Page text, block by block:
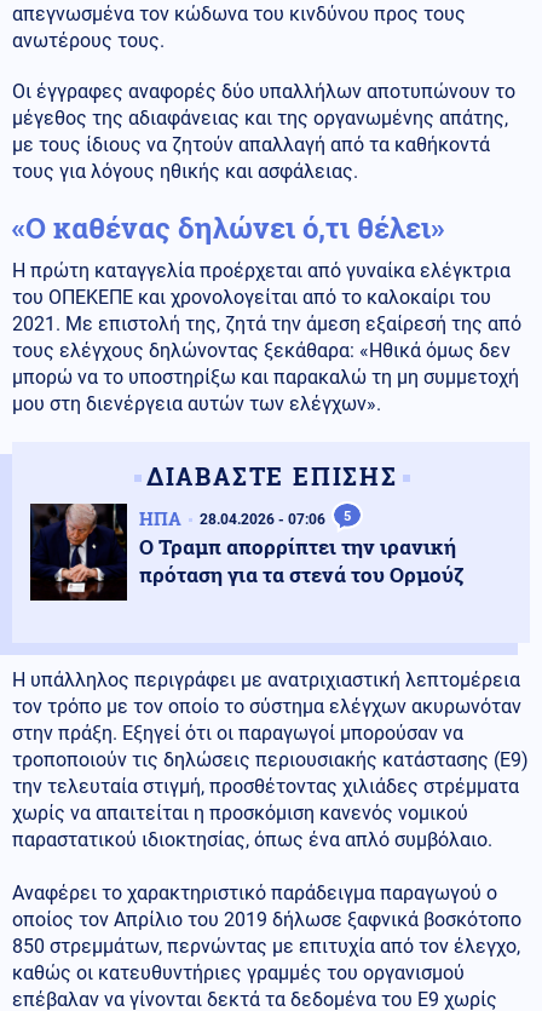
απεγνωσμένα τον κώδωνα του κινδύνου προς τους
ανωτέρους τους.
Οι έγγραφες αναφορές δύο υπαλλήλων αποτυπώνουν το
μέγεθος της αδιαφάνειας και της οργανωμένης απάτης,
με τους ίδιους να ζητούν απαλλαγή από τα καθήκοντά
τους για λόγους ηθικής και ασφάλειας.
«Ο καθένας δηλώνει ό,τι θέλει»
Η πρώτη καταγγελία προέρχεται από γυναίκα ελέγκτρια
του ΟΠΕΚΕΠΕ και χρονολογείται από το καλοκαίρι του
2021. Με επιστολή της, ζητά την άμεση εξαίρεσή της από
τους ελέγχους δηλώνοντας ξεκάθαρα: «Ηθικά όμως δεν
μπορώ να το υποστηρίξω και παρακαλώ τη μη συμμετοχή
μου στη διενέργεια αυτών των ελέγχων».
ΔΙΑΒΑΣΤΕ ΕΠΙΣΗΣ
ΗΠΑ 28.04.2026 - 07:06 5
Ο Τραμπ απορρίπτει την ιρανική
πρόταση για τα στενά του Ορμούζ
Η υπάλληλος περιγράφει με ανατριχιαστική λεπτομέρεια
τον τρόπο με τον οποίο το σύστημα ελέγχων ακυρωνόταν
στην πράξη. Εξηγεί ότι οι παραγωγοί μπορούσαν να
τροποποιούν τις δηλώσεις περιουσιακής κατάστασης (Ε9)
την τελευταία στιγμή, προσθέτοντας χιλιάδες στρέμματα
χωρίς να απαιτείται η προσκόμιση κανενός νομικού
παραστατικού ιδιοκτησίας, όπως ένα απλό συμβόλαιο.
Αναφέρει το χαρακτηριστικό παράδειγμα παραγωγού ο
οποίος τον Απρίλιο του 2019 δήλωσε ξαφνικά βοσκότοπο
850 στρεμμάτων, περνώντας με επιτυχία από τον έλεγχο,
καθώς οι κατευθυντήριες γραμμές του οργανισμού
επέβαλαν να γίνονται δεκτά τα δεδομένα του Ε9 χωρίς